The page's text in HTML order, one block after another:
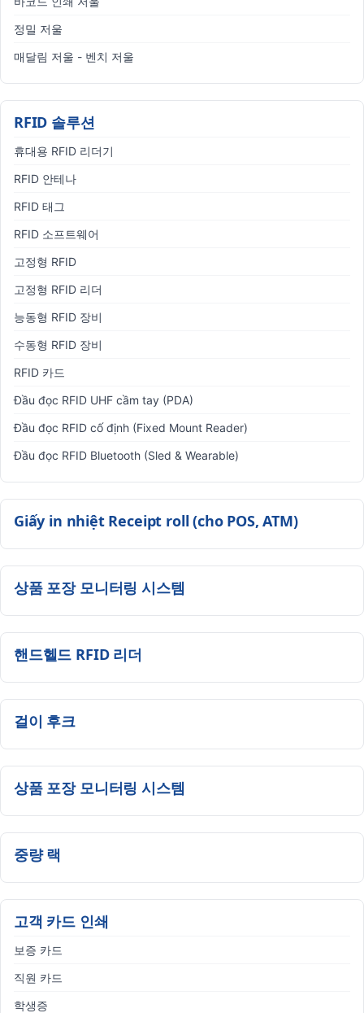
정밀 저울
매달림 저울 - 벤치 저울
RFID 솔루션
휴대용 RFID 리더기
RFID 안테나
RFID 태그
RFID 소프트웨어
고정형 RFID
고정형 RFID 리더
능동형 RFID 장비
수동형 RFID 장비
RFID 카드
Đầu đọc RFID UHF cầm tay (PDA)
Đầu đọc RFID cố định (Fixed Mount Reader)
Đầu đọc RFID Bluetooth (Sled & Wearable)
Giấy in nhiệt Receipt roll (cho POS, ATM)
상품 포장 모니터링 시스템
핸드헬드 RFID 리더
걸이 후크
상품 포장 모니터링 시스템
중량 랙
고객 카드 인쇄
보증 카드
직원 카드
학생증